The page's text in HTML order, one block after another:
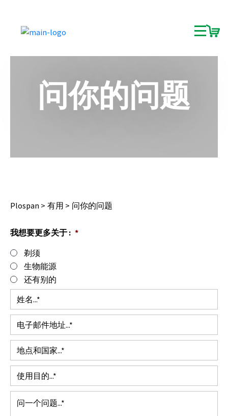
问你的问题
Plospan 有用 问你的问题
我想要更多关于 : *
剃须
生物能源
还有别的